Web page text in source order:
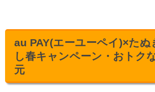
au PAY(エーユーペイ)×たぬ
し春キャンペーン・おトク
元